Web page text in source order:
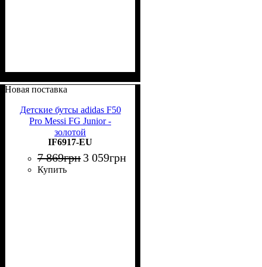
Новая поставка
Детские бутсы adidas F50
Pro Messi FG Junior -
золотой
IF6917-EU
7 869грн 3 059грн
Купить